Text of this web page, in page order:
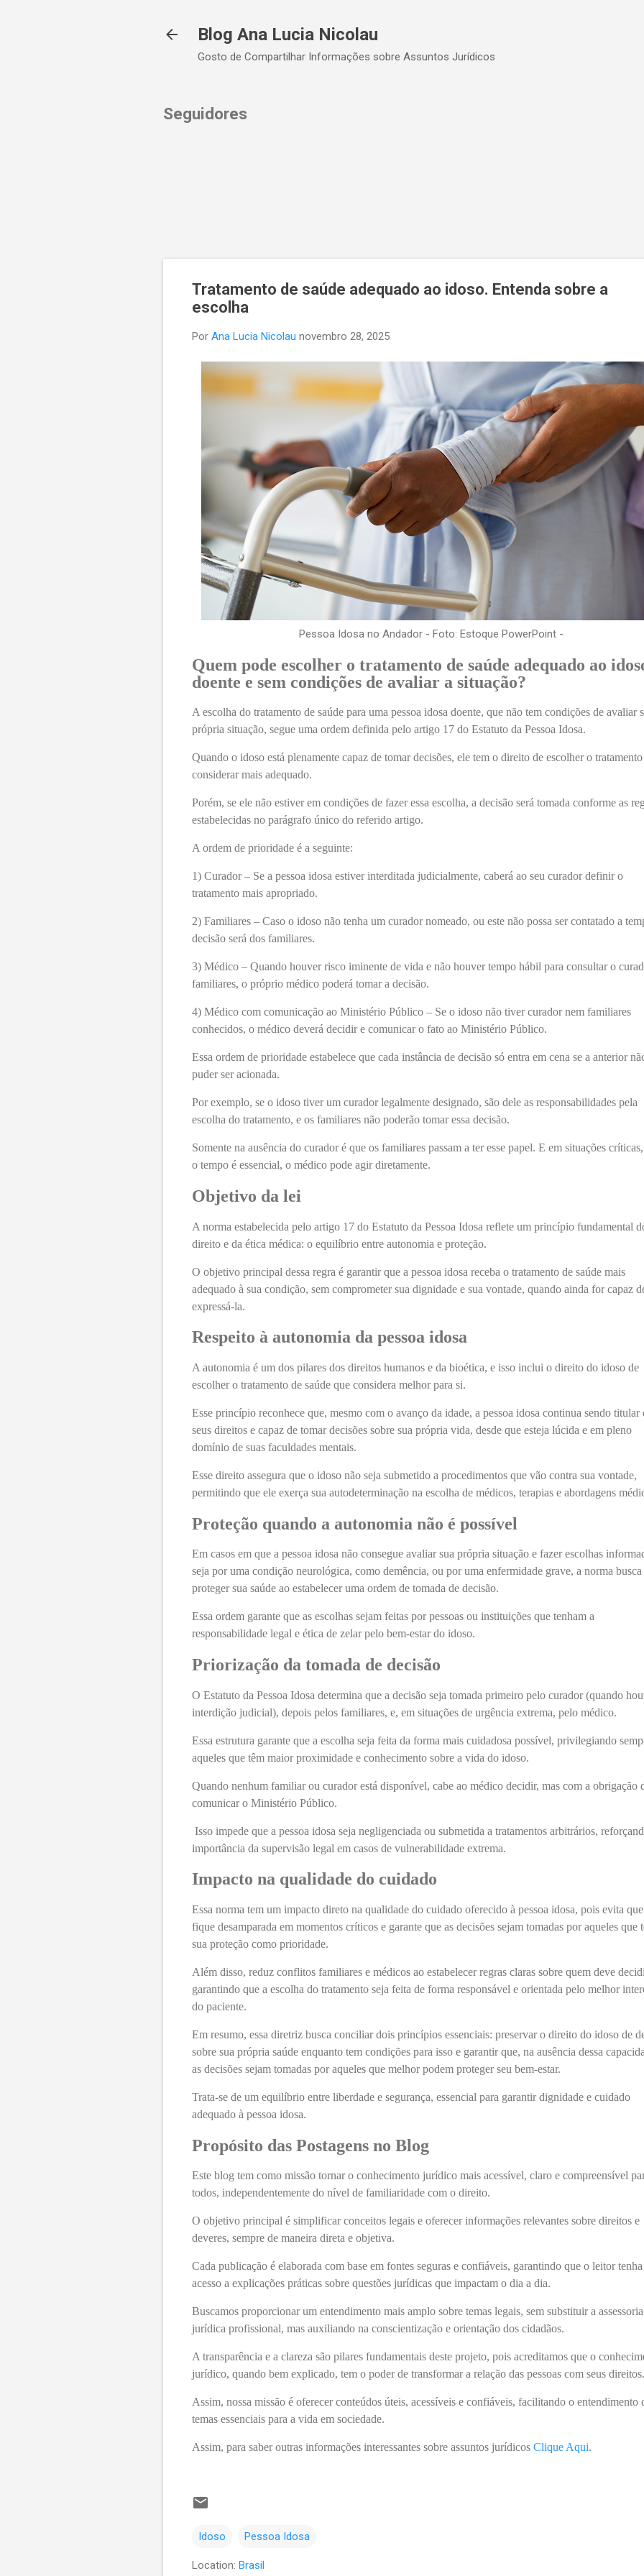
Blog Ana Lucia Nicolau
Gosto de Compartilhar Informações sobre Assuntos Jurídicos
Seguidores
Tratamento de saúde adequado ao idoso. Entenda sobre a
escolha
Por Ana Lucia Nicolau novembro 28, 2025
Pessoa Idosa no Andador - Foto: Estoque PowerPoint -
Quem pode escolher o tratamento de saúde adequado ao
doente e sem condições de avaliar a situação?
A escolha do tratamento de saúde para uma pessoa idosa doente, que não tem condições de avaliar
própria situação, segue uma ordem definida pelo artigo 17 do Estatuto da Pessoa Idosa.
Quando o idoso está plenamente capaz de tomar decisões, ele tem o direito de escolher o
considerar mais adequado.
Porém, se ele não estiver em condições de fazer essa escolha, a decisão será tomada conforme as
estabelecidas no parágrafo único do referido artigo.
A ordem de prioridade é a seguinte:
1) Curador – Se a pessoa idosa estiver interditada judicialmente, caberá ao seu curador definir o
tratamento mais apropriado.
2) Familiares – Caso o idoso não tenha um curador nomeado, ou este não possa ser contatado a
decisão será dos familiares.
3) Médico – Quando houver risco iminente de vida e não houver tempo hábil para consultar o
familiares, o próprio médico poderá tomar a decisão.
4) Médico com comunicação ao Ministério Público – Se o idoso não tiver curador nem familiares
conhecidos, o médico deverá decidir e comunicar o fato ao Ministério Público.
Essa ordem de prioridade estabelece que cada instância de decisão só entra em cena se a anterior
puder ser acionada.
Por exemplo, se o idoso tiver um curador legalmente designado, são dele as responsabilidades pela
escolha do tratamento, e os familiares não poderão tomar essa decisão.
Somente na ausência do curador é que os familiares passam a ter esse papel. E em situações
o tempo é essencial, o médico pode agir diretamente.
Objetivo da lei
A norma estabelecida pelo artigo 17 do Estatuto da Pessoa Idosa reflete um princípio fundamental
direito e da ética médica: o equilíbrio entre autonomia e proteção.
O objetivo principal dessa regra é garantir que a pessoa idosa receba o tratamento de saúde mais
adequado à sua condição, sem comprometer sua dignidade e sua vontade, quando ainda for capaz
expressá-la.
Respeito à autonomia da pessoa idosa
A autonomia é um dos pilares dos direitos humanos e da bioética, e isso inclui o direito do idoso de
escolher o tratamento de saúde que considera melhor para si.
Esse princípio reconhece que, mesmo com o avanço da idade, a pessoa idosa continua sendo titular
seus direitos e capaz de tomar decisões sobre sua própria vida, desde que esteja lúcida e em pleno
domínio de suas faculdades mentais.
Esse direito assegura que o idoso não seja submetido a procedimentos que vão contra sua vontade,
permitindo que ele exerça sua autodeterminação na escolha de médicos, terapias e abordagens
Proteção quando a autonomia não é possível
Em casos em que a pessoa idosa não consegue avaliar sua própria situação e fazer escolhas
seja por uma condição neurológica, como demência, ou por uma enfermidade grave, a norma busca
proteger sua saúde ao estabelecer uma ordem de tomada de decisão.
Essa ordem garante que as escolhas sejam feitas por pessoas ou instituições que tenham a
responsabilidade legal e ética de zelar pelo bem-estar do idoso.
Priorização da tomada de decisão
O Estatuto da Pessoa Idosa determina que a decisão seja tomada primeiro pelo curador (quando
interdição judicial), depois pelos familiares, e, em situações de urgência extrema, pelo médico.
Essa estrutura garante que a escolha seja feita da forma mais cuidadosa possível, privilegiando
aqueles que têm maior proximidade e conhecimento sobre a vida do idoso.
Quando nenhum familiar ou curador está disponível, cabe ao médico decidir, mas com a obrigação
comunicar o Ministério Público.
Isso impede que a pessoa idosa seja negligenciada ou submetida a tratamentos arbitrários,
importância da supervisão legal em casos de vulnerabilidade extrema.
Impacto na qualidade do cuidado
Essa norma tem um impacto direto na qualidade do cuidado oferecido à pessoa idosa, pois evita
fique desamparada em momentos críticos e garante que as decisões sejam tomadas por aqueles que
sua proteção como prioridade.
Além disso, reduz conflitos familiares e médicos ao estabelecer regras claras sobre quem deve
garantindo que a escolha do tratamento seja feita de forma responsável e orientada pelo melhor
do paciente.
Em resumo, essa diretriz busca conciliar dois princípios essenciais: preservar o direito do idoso de
sobre sua própria saúde enquanto tem condições para isso e garantir que, na ausência dessa
as decisões sejam tomadas por aqueles que melhor podem proteger seu bem-estar.
Trata-se de um equilíbrio entre liberdade e segurança, essencial para garantir dignidade e cuidado
adequado à pessoa idosa.
Propósito das Postagens no Blog
Este blog tem como missão tornar o conhecimento jurídico mais acessível, claro e compreensível
todos, independentemente do nível de familiaridade com o direito.
O objetivo principal é simplificar conceitos legais e oferecer informações relevantes sobre direitos e
deveres, sempre de maneira direta e objetiva.
Cada publicação é elaborada com base em fontes seguras e confiáveis, garantindo que o leitor tenha
acesso a explicações práticas sobre questões jurídicas que impactam o dia a dia.
Buscamos proporcionar um entendimento mais amplo sobre temas legais, sem substituir a assessoria
jurídica profissional, mas auxiliando na conscientização e orientação dos cidadãos.
A transparência e a clareza são pilares fundamentais deste projeto, pois acreditamos que o
jurídico, quando bem explicado, tem o poder de transformar a relação das pessoas com seus direitos.
Assim, nossa missão é oferecer conteúdos úteis, acessíveis e confiáveis, facilitando o entendimento
temas essenciais para a vida em sociedade.
Assim, para saber outras informações interessantes sobre assuntos jurídicos Clique Aqui.
Idoso Pessoa Idosa
Location: Brasil